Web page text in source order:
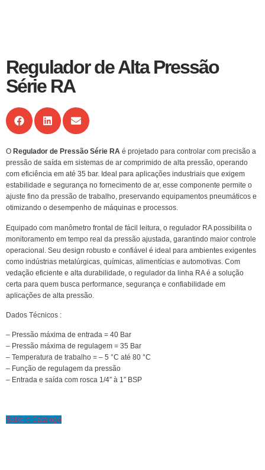
Regulador de Alta Pressão
Série RA
O Regulador de Pressão Série RA é projetado para controlar com precisão a
pressão de saída em sistemas de ar comprimido de alta pressão, operando
com eficiência em até 35 bar. Ideal para aplicações industriais que exigem
estabilidade e segurança no fornecimento de ar, esse componente permite o
ajuste fino da pressão de trabalho, preservando equipamentos pneumáticos e
otimizando o desempenho de máquinas e processos.
Equipado com manômetro frontal de fácil leitura, o regulador RA possibilita o
monitoramento em tempo real da pressão ajustada, garantindo maior controle
operacional. Seu design robusto e confiável é ideal para ambientes exigentes
como indústrias metalúrgicas, químicas, alimentícias e automotivas. Com
vedação eficiente e alta durabilidade, o regulador da linha RA é a solução
certa para quem busca performance, segurança e confiabilidade em
aplicações de alta pressão.
Dados Técnicos :
– Pressão máxima de entrada = 40 Bar
– Pressão máxima de regulagem = 35 Bar
– Temperatura de trabalho = – 5 °C até 80 °C
– Função de regulagem da pressão
– Entrada e saída com rosca 1/4″ à 1″ BSP
Baixe o Catálogo